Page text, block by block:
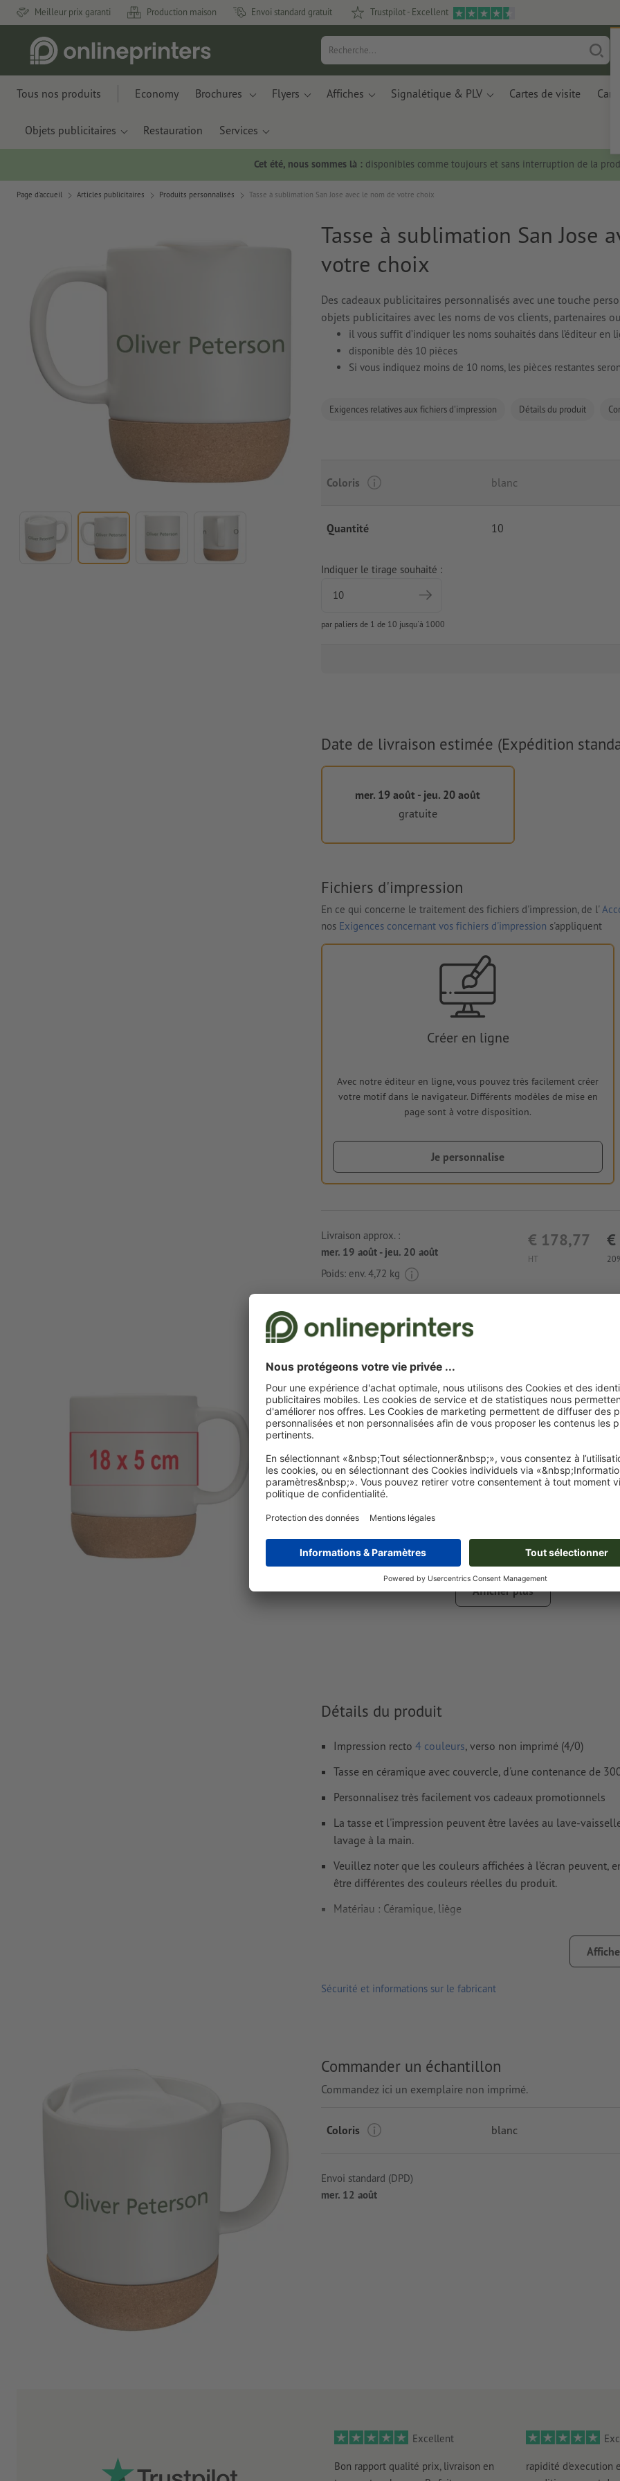
Meilleur prix garanti Production maison Envoi standard gratuit Trustpilot - Excellent
Tous nos produits Economy Brochures Flyers Affiches Signalétique & PLV Cartes de visite
Objets publicitaires Restauration Services
Cet été, nous sommes là :disponibles comme toujours et sans interruption de la
Page d'accueil Articles publicitaires Produits personnalisés Tasse à sublimation San Jose avec le nom de votre choix
Tasse à sublimation San Jose
votre choix
Des cadeaux publicitaires personnalisés avec une touche
objets publicitaires avec les noms de vos clients, partenaires
il vous suffit d’indiquer les noms souhaités dans l’éditeur en
disponible dès 10 pièces
Si vous indiquez moins de 10 noms, les pièces restantes
Exigences relatives aux fichiers d'impression Détails du produit
Coloris blanc
Quantité 10
Indiquer le tirage souhaité :
par paliers de 1 de 10 jusqu'à 1000
Date de livraison estimée (Expédition
mer. 19 août - jeu. 20 août
gratuite
Fichiers d'impression
En ce qui concerne le traitement des fichiers d'impression, de l'
nos Exigences concernant vos fichiers d'impression s'appliquent
Créer en ligne
Avec notre éditeur en ligne, vous pouvez très facilement créer
votre motif dans le navigateur. Différents modèles de mise en
page sont à votre disposition.
Je personnalise
HT
€ 178,77 €
Livraison approx. :
mer. 19 août - jeu. 20 août
Poids: env. 4,72 kg
sublimation San Jose avec le nom de votre
Format de données: 18 x 5 cm
Particularités lors de la création des données d'impression :
Pour créer les données d’impression, veuillez utiliser
création en ligne
Attention : le nombre de noms doit correspondre au
produits commandés.
quadrichromie (CMJN) selon Euroscale
Nous ne vérifions pas lesfautes d'orthographe et de syntaxe
Comment créer correctement des fichiers d'impression?
Afficher plus
Détails du produit
Impression recto 4 couleurs, verso non imprimé (4/0)
Tasse en céramique avec couvercle, d'une contenance de
Personnalisez très facilement vos cadeaux promotionnels
La tasse et l'impression peuvent être lavées au lave-
lavage à la main.
Veuillez noter que les couleurs affichées à l’écran peuvent,
être différentes des couleurs réelles du produit.
Matériau : Céramique, liège
Contenance: 300 ml
Sécurité et informations sur le fabricant
Commander un échantillon
Commandez ici un exemplaire non imprimé.
Coloris blanc
Envoi standard (DPD)
mer. 12 août
Excellent
Bon rapport qualité prix, livraison en
rapidité d'execution